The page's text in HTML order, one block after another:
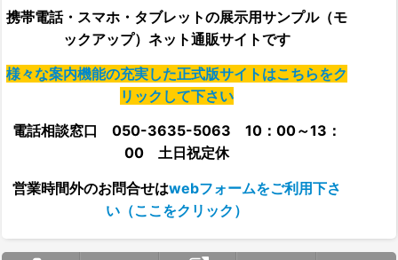
携帯電話・スマホ・タブレットの展示用サンプル（モ
ックアップ）ネット通販サイトです
様々な案内機能の充実した正式版サイトはこちらをク
リックして下さい
電話相談窓口 050-3635-5063 10：00～13：
00 土日祝定休
営業時間外のお問合せはwebフォームをご利用下さ
い（ここをクリック）